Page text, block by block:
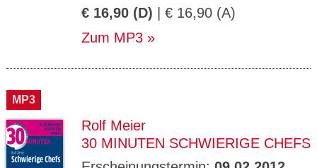
€ 16,90 (D) | € 16,90 (A)
Zum MP3
MP3
Rolf Meier
30 MINUTEN SCHWIERIGE CHEFS